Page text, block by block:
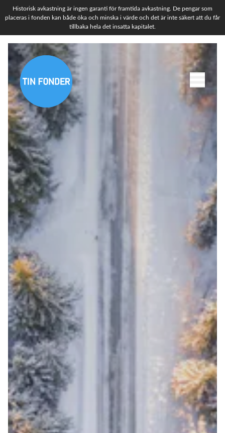
Historisk avkastning är ingen garanti för framtida avkastning. De pengar som
placeras i fonden kan både öka och minska i värde och det är inte säkert att du får
tillbaka hela det insatta kapitalet.